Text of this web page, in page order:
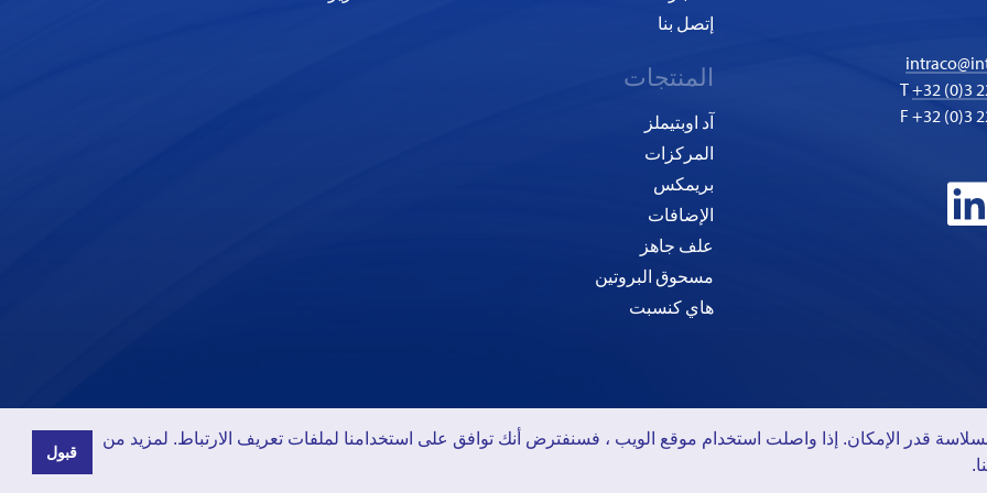
قدر الإمكان. إذا واصلت استخدام موقع الويب ، فسنفترض أنك توافق على استخدامنا لملفات تعريف الارتباط. لمزيد من
قبول
T+32 (0)3
F +32 (0)3
إتصل بنا
المنتجات
آد اوبتيملز
المركزات
بريمكس
الإضافات
علف جاهز
مسحوق البروتين
هاي كنسبت
الخصوصية-ملفات تعريف الارتباط
2006 are applicable without any reservation